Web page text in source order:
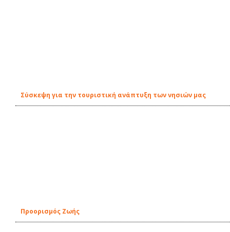
Σύσκεψη για την τουριστική ανάπτυξη των νησιών μας
Προορισμός Ζωής